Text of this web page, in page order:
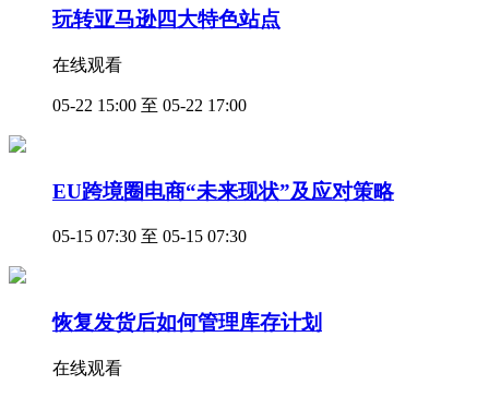
玩转亚马逊四大特色站点
在线观看
05-22 15:00 至 05-22 17:00
EU跨境圈电商“未来现状”及应对策略
05-15 07:30 至 05-15 07:30
恢复发货后如何管理库存计划
在线观看